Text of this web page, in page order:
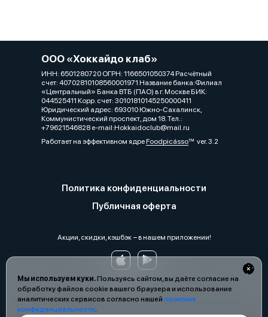
Мы используем куки.Пользуясь сайтом, вы даёте согласие на
обработку файлов cookie вашего браузера и использование
аналитических сервисов согласно нашей политике
конфиденциальности.
ООО «Хоккайдо клаб»
ИНН: 6501280720 ОГРН: 1166501050374 Расчётный
счет: 40702810108560001971 Название банка:Филиал
«Центральный» Банка ВТБ (ПАО) в г. Москве БИК:
044525411 Корр. счет: 30101810145250000411
Юридический адрес: 693010 Южно-Сахалинск,
Коммунистический проспект, дом 18. Тел.:
+79621546828 e-mail:Hokkaidoclub@mail.ru
Работает на эффективном ядреFoodpicássover. 3.2
Политика конфиденциальности
Публичная оферта
Акции, скидки, кэшбэк − в нашем приложении!